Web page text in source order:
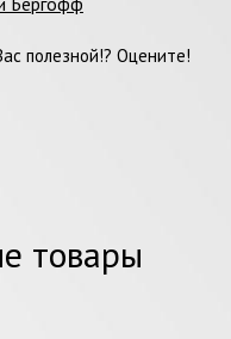
полезной!? Оцените!
товары